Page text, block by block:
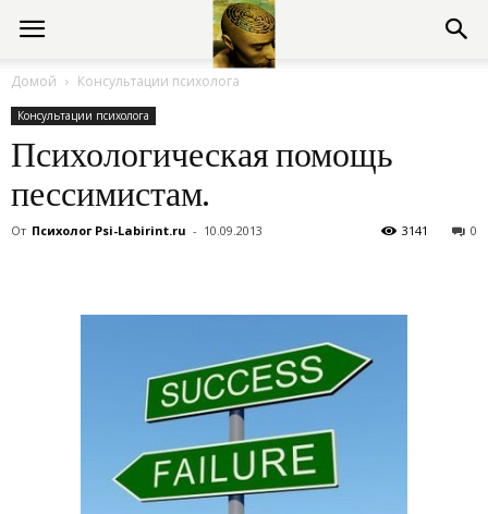
Консультации
психолога
Домой Консультации психолога
Консультации психолога
Психологическая помощь
пессимистам.
От Психолог Psi-Labirint.ru - 10.09.2013 0
3141